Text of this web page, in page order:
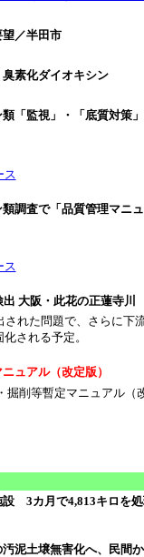
／半田市
素化ダイオキシン
「監視」・「底質対策
ス
調査で「品質管理マニ
ス
大阪・此花の正蓮寺川
れた問題で、さらに下
される予定。
ュアル（改定版）
掘削等暫定マニュアル（
設 3カ月で4,813キロを
泥土壌無害化へ、民間